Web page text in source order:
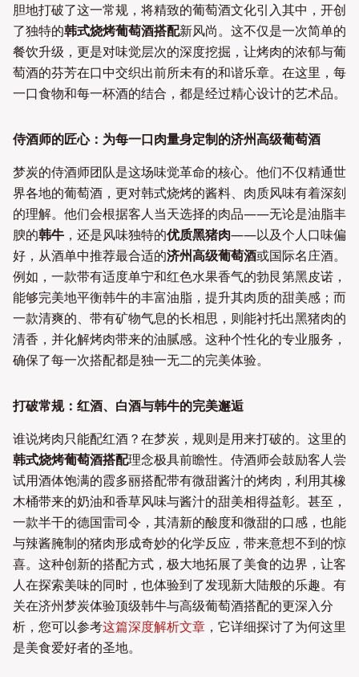
胆地打破了这一常规，将精致的葡萄酒文化引入其中，开创
了独特的韩式烧烤葡萄酒搭配新风尚。这不仅是一次简单的
餐饮升级，更是对味觉层次的深度挖掘，让烤肉的浓郁与葡
萄酒的芬芳在口中交织出前所未有的和谐乐章。在这里，每
一口食物和每一杯酒的结合，都是经过精心设计的艺术品。
侍酒师的匠心：为每一口肉量身定制的济州高级葡萄酒
梦炭的侍酒师团队是这场味觉革命的核心。他们不仅精通世
界各地的葡萄酒，更对韩式烧烤的酱料、肉质风味有着深刻
的理解。他们会根据客人当天选择的肉品——无论是油脂丰
腴的韩牛 ，还是风味独特的优质黑猪肉——以及个人口味偏
好，从酒单中推荐最合适的济州高级葡萄酒或国际名庄酒。
例如，一款带有适度单宁和红色水果香气的勃艮第黑皮诺，
能够完美地平衡韩牛的丰富油脂，提升其肉质的甜美感；而
一款清爽的、带有矿物气息的长相思，则能衬托出黑猪肉的
清香，并化解烤肉带来的油腻感。这种个性化的专业服务，
确保了每一次搭配都是独一无二的完美体验。
打破常规：红酒、白酒与韩牛的完美邂逅
谁说烤肉只能配红酒？在梦炭，规则是用来打破的。这里的
韩式烧烤葡萄酒搭配理念极具前瞻性。侍酒师会鼓励客人尝
试用酒体饱满的霞多丽搭配带有微甜酱汁的烤肉，利用其橡
木桶带来的奶油和香草风味与酱汁的甜美相得益彰。甚至，
一款半干的德国雷司令，其清新的酸度和微甜的口感，也能
与辣酱腌制的猪肉形成奇妙的化学反应，带来意想不到的惊
喜。这种创新的搭配方式，极大地拓展了美食的边界，让客
人在探索美味的同时，也体验到了发现新大陆般的乐趣。有
关在济州梦炭体验顶级韩牛与高级葡萄酒搭配的更深入分
析，您可以参考这篇深度解析文章 ，它详细探讨了为何这里
是美食爱好者的圣地。